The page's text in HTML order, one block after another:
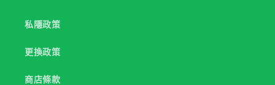
私隱政策
更換政策
商店條款